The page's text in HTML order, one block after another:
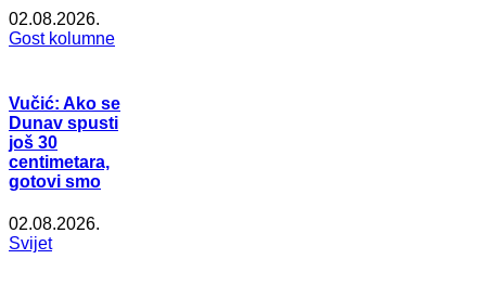
02.08.2026.
Gost kolumne
Vučić: Ako se
Dunav spusti
još 30
centimetara,
gotovi smo
02.08.2026.
Svijet